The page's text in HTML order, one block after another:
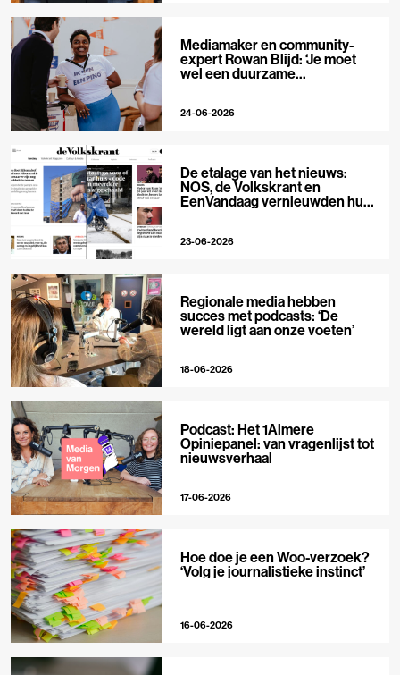
Mediamaker en community-
expert Rowan Blijd: ‘Je moet
wel een duurzame
24-06-2026
De etalage van het nieuws:
NOS, de Volkskrant en
EenVandaag vernieuwden hun
23-06-2026
Regionale media hebben
succes met podcasts: ‘De
wereld ligt aan onze voeten’
18-06-2026
Podcast: Het 1Almere
Opiniepanel: van vragenlijst tot
nieuwsverhaal
17-06-2026
Hoe doe je een Woo-verzoek?
‘Volg je journalistieke instinct’
16-06-2026